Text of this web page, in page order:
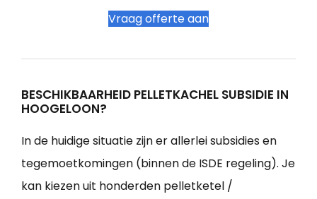
Vraag offerte aan
BESCHIKBAARHEID PELLETKACHEL SUBSIDIE IN
HOOGELOON?
In de huidige situatie zijn er allerlei subsidies en
tegemoetkomingen (binnen de ISDE regeling). Je
kan kiezen uit honderden pelletketel /